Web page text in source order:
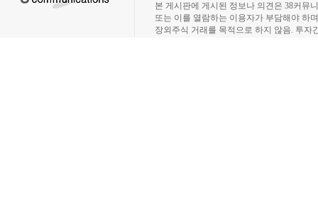
본 게시판에 게시된 정보나 의견은 38커뮤
또는 이를 열람하는 이용자가 부담해야 하
장외주식 거래를 목적으로 하지 않음. 투